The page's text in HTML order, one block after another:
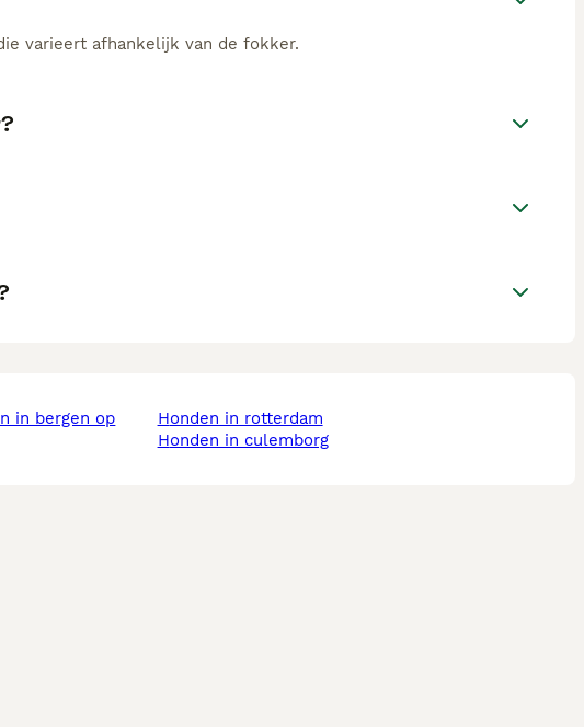
varieert afhankelijk van de fokker.
honden in rotterdam
honden in culemborg